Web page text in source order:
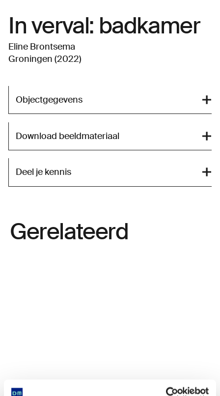
In verval: badkamer
Eline Brontsema
Groningen (2022)
Objectgegevens
Download beeldmateriaal
Deel je kennis
Gerelateerd